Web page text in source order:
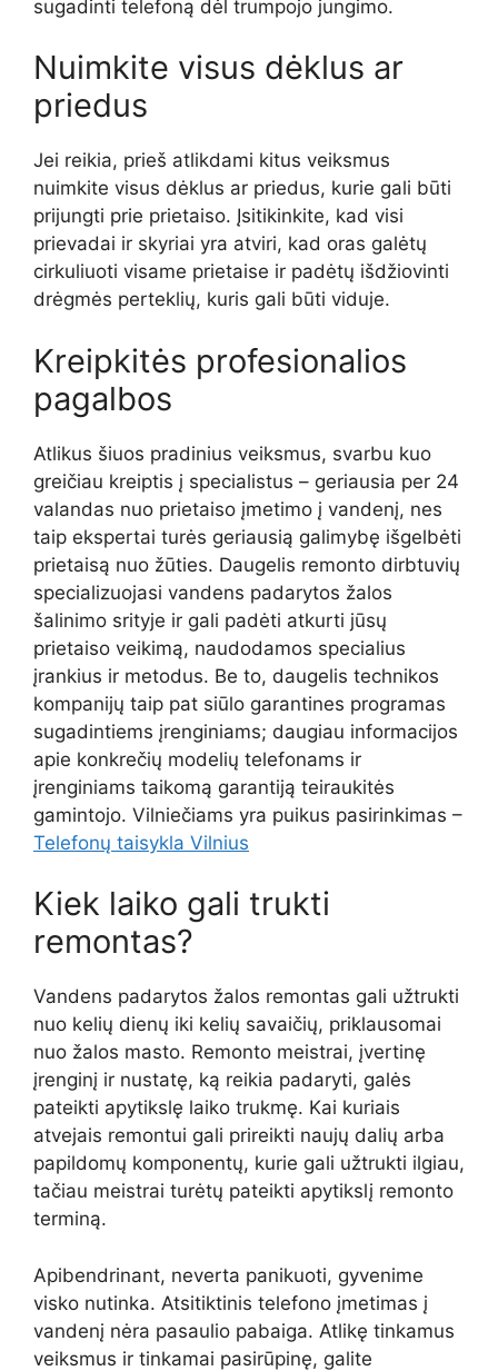
sugadinti telefoną dėl trumpojo jungimo.
Nuimkite visus dėklus ar
priedus
Jei reikia, prieš atlikdami kitus veiksmus
nuimkite visus dėklus ar priedus, kurie gali būti
prijungti prie prietaiso. Įsitikinkite, kad visi
prievadai ir skyriai yra atviri, kad oras galėtų
cirkuliuoti visame prietaise ir padėtų išdžiovinti
drėgmės perteklių, kuris gali būti viduje.
Kreipkitės profesionalios
pagalbos
Atlikus šiuos pradinius veiksmus, svarbu kuo
greičiau kreiptis į specialistus – geriausia per 24
valandas nuo prietaiso įmetimo į vandenį, nes
taip ekspertai turės geriausią galimybę išgelbėti
prietaisą nuo žūties. Daugelis remonto dirbtuvių
specializuojasi vandens padarytos žalos
šalinimo srityje ir gali padėti atkurti jūsų
prietaiso veikimą, naudodamos specialius
įrankius ir metodus. Be to, daugelis technikos
kompanijų taip pat siūlo garantines programas
sugadintiems įrenginiams; daugiau informacijos
apie konkrečių modelių telefonams ir
įrenginiams taikomą garantiją teiraukitės
gamintojo. Vilniečiams yra puikus pasirinkimas –
Telefonų taisykla Vilnius
Kiek laiko gali trukti
remontas?
Vandens padarytos žalos remontas gali užtrukti
nuo kelių dienų iki kelių savaičių, priklausomai
nuo žalos masto. Remonto meistrai, įvertinę
įrenginį ir nustatę, ką reikia padaryti, galės
pateikti apytikslę laiko trukmę. Kai kuriais
atvejais remontui gali prireikti naujų dalių arba
papildomų komponentų, kurie gali užtrukti ilgiau,
tačiau meistrai turėtų pateikti apytikslį remonto
terminą.
Apibendrinant, neverta panikuoti, gyvenime
visko nutinka. Atsitiktinis telefono įmetimas į
vandenį nėra pasaulio pabaiga. Atlikę tinkamus
veiksmus ir tinkamai pasirūpinę, galite